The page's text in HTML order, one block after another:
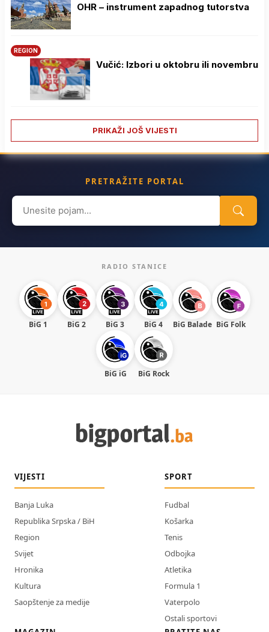
OHR – instrument zapadnog tutorstva
REGION
Vučić: Izbori u oktobru ili novembru
PRIKAŽI JOŠ VIJESTI
PRETRAŽITE PORTAL
Search
for:
RADIO STANICE
BiG 1 BiG 2 BiG 3 BiG 4 BiG Balade BiG Folk
BiG iG BiG Rock
VIJESTI
Banja Luka
Republika Srpska / BiH
Region
Svijet
Hronika
Kultura
Saopštenje za medije
SPORT
Fudbal
Košarka
Tenis
Odbojka
Atletika
Formula 1
Vaterpolo
Ostali sportovi